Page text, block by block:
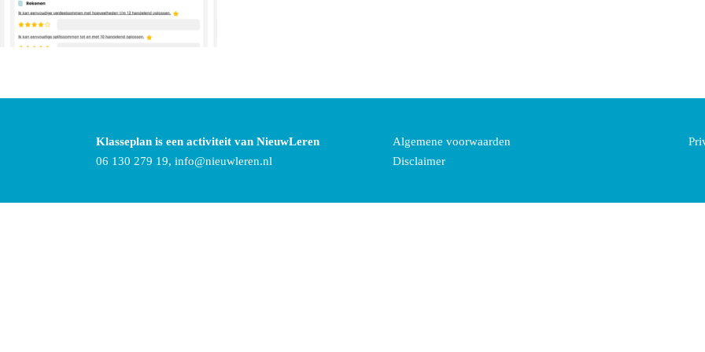
Klasseplan is een activiteit van NieuwLeren
06 130 279 19, info@nieuwleren.nl
Algemene voorwaarden
Disclaimer